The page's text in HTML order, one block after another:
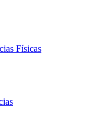
Físicas